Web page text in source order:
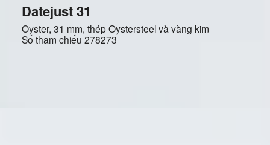
Datejust 31
Oyster, 31 mm, thép Oystersteel và vàng kim
Số tham chiếu 278273